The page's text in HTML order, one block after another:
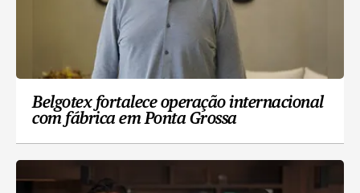
Belgotex fortalece operação internacional
com fábrica em Ponta Grossa